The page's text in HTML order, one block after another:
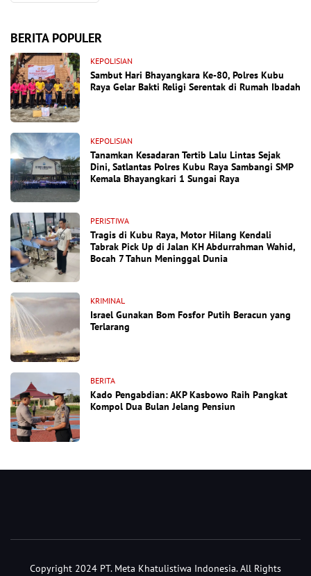
BERITA POPULER
KEPOLISIAN
Sambut Hari Bhayangkara Ke-80, Polres Kubu
Raya Gelar Bakti Religi Serentak di Rumah Ibadah
KEPOLISIAN
Tanamkan Kesadaran Tertib Lalu Lintas Sejak
Dini, Satlantas Polres Kubu Raya Sambangi SMP
Kemala Bhayangkari 1 Sungai Raya
PERISTIWA
Tragis di Kubu Raya, Motor Hilang Kendali
Tabrak Pick Up di Jalan KH Abdurrahman Wahid,
Bocah 7 Tahun Meninggal Dunia
KRIMINAL
Israel Gunakan Bom Fosfor Putih Beracun yang
Terlarang
BERITA
Kado Pengabdian: AKP Kasbowo Raih Pangkat
Kompol Dua Bulan Jelang Pensiun
Copyright 2024 PT. Meta Khatulistiwa Indonesia. All Rights